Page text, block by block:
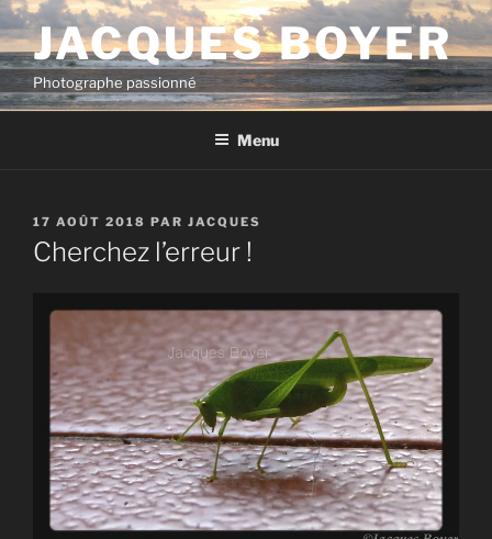
Aller
au
contenu
principal
JACQUES BOYER
Photographe passionné
Menu
PUBLIÉ
LE
17 AOÛT 2018 PAR JACQUES
Cherchez l’erreur !